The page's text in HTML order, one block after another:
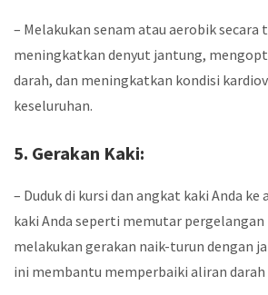
– Melakukan senam atau aerobik secara
meningkatkan denyut jantung,
darah, dan meningkatkan kondisi
keseluruhan.
5. Gerakan Kaki:
– Duduk di kursi dan angkat kaki Anda
kaki Anda seperti memutar pergelangan
melakukan gerakan naik-turun dengan
ini membantu memperbaiki aliran darah